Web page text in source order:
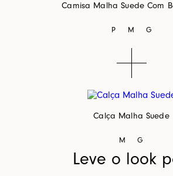
Camisa Malha Suede Com
P M G
Calça Malha Suede
M G
Leve o look